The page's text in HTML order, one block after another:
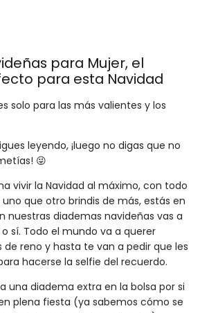
para Mujer, el
para esta Navidad
solo para las más valientes y los
leyendo, ¡luego no digas que no
😜
vivir la Navidad al máximo, con todo
que otro brindis de más, estás en
nuestras diademas navideñas vas a
sí. Todo el mundo va a querer
reno y hasta te van a pedir que les
hacerse la selfie del recuerdo.
una diadema extra en la bolsa por si
plena fiesta (ya sabemos cómo se